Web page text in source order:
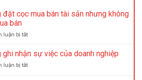
đặt cọc mua bán tài sản nhưng không
bán
luận bị tắtở
vi
bằng
đặt
ghi nhận sự việc của doanh nghiệp
luận bị tắtở